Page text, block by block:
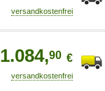
1.084,90 €